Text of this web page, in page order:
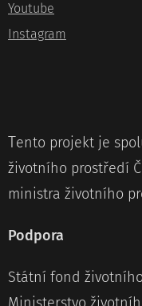
Youtube
Instagram
Tento projekt je
životního prostředí
ministra životního
Podpora
Státní fond